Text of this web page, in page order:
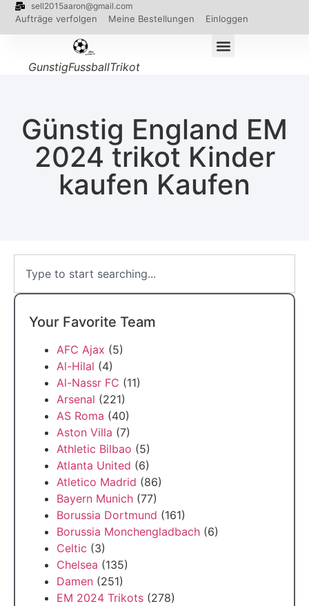
sell2015aaron@gmail.com
Aufträge verfolgen Meine Bestellungen Einloggen
GunstigFussballTrikot
Günstig England EM
2024 trikot Kinder
kaufen Kaufen
Your Favorite Team
AFC Ajax (5)
Al-Hilal (4)
Al-Nassr FC (11)
Arsenal (221)
AS Roma (40)
Aston Villa (7)
Athletic Bilbao (5)
Atlanta United (6)
Atletico Madrid (86)
Bayern Munich (77)
Borussia Dortmund (161)
Borussia Monchengladbach (6)
Celtic (3)
Chelsea (135)
Damen (251)
EM 2024 Trikots (278)